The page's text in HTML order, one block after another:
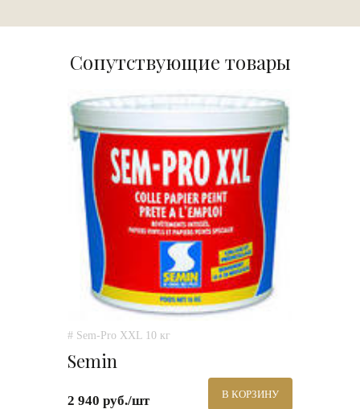
Сопутствующие товары
# Sem-Pro XXL 10 кг
Semin
2 940 руб./шт В КОРЗИНУ